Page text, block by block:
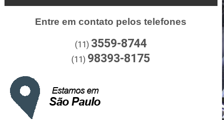
Entre em contato pelos telefones
(11) 3559-8744
(11) 98393-8175